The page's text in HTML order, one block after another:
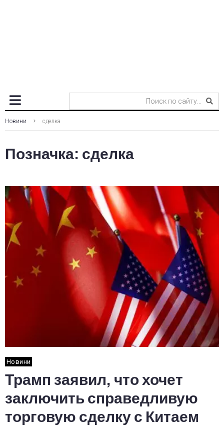
Новини сделка
Позначка: сделка
Новини
Трамп заявил, что хочет
заключить справедливую
торговую сделку с Китаем